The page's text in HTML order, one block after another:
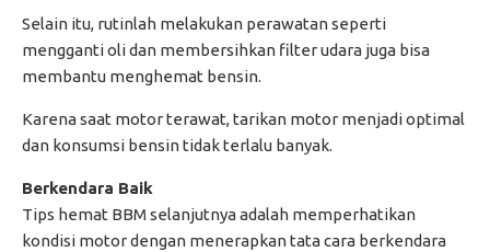
Selain itu, rutinlah melakukan perawatan seperti
mengganti oli dan membersihkan filter udara juga bisa
membantu menghemat bensin.
Karena saat motor terawat, tarikan motor menjadi optimal
dan konsumsi bensin tidak terlalu banyak.
Berkendara Baik
Tips hemat BBM selanjutnya adalah memperhatikan
kondisi motor dengan menerapkan tata cara berkendara